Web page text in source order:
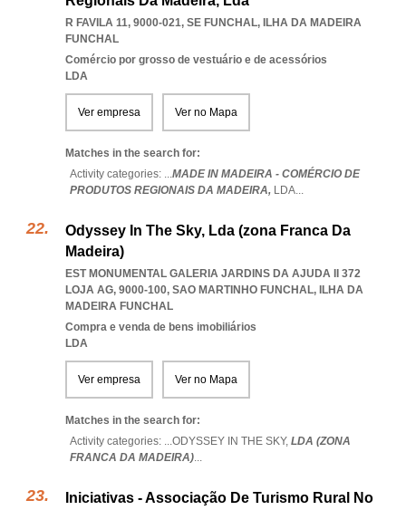
R FAVILA 11, 9000-021, SE FUNCHAL, ILHA DA MADEIRA
FUNCHAL
Comércio por grosso de vestuário e de acessórios
LDA
Ver empresa Ver no Mapa
Matches in the search for:
Activity categories: ...MADE IN MADEIRA - COMÉRCIO DE
PRODUTOS REGIONAIS DA MADEIRA, LDA...
Odyssey In The Sky, Lda (zona Franca Da
Madeira)
EST MONUMENTAL GALERIA JARDINS DA AJUDA II 372
LOJA AG, 9000-100, SAO MARTINHO FUNCHAL, ILHA DA
MADEIRA FUNCHAL
Compra e venda de bens imobiliários
LDA
Ver empresa Ver no Mapa
Matches in the search for:
Activity categories: ...ODYSSEY IN THE SKY, LDA (ZONA
FRANCA DA MADEIRA)...
Iniciativas - Associação De Turismo Rural No